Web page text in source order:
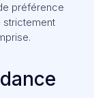
préférence
strictement